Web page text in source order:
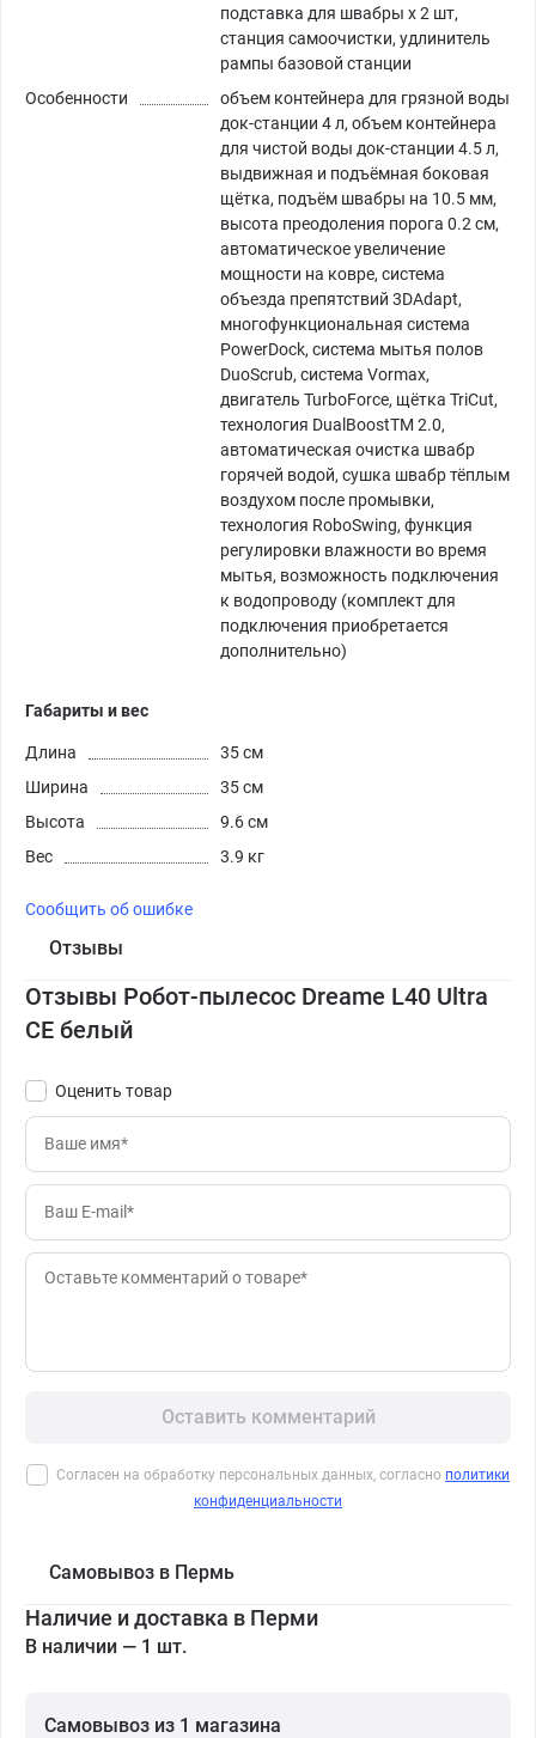
подставка для швабры х 2 шт,
станция самоочистки, удлинитель
рампы базовой станции
Особенности
объем контейнера для грязной воды
док-станции 4 л, объем контейнера
для чистой воды док-станции 4.5 л,
выдвижная и подъёмная боковая
щётка, подъём швабры на 10.5 мм,
высота преодоления порога 0.2 см,
автоматическое увеличение
мощности на ковре, система
объезда препятствий 3DAdapt,
многофункциональная система
PowerDock, система мытья полов
DuoScrub, система Vormax,
двигатель TurboForce, щётка TriCut,
технология DualBoostTM 2.0,
автоматическая очистка швабр
горячей водой, сушка швабр тёплым
воздухом после промывки,
технология RoboSwing, функция
регулировки влажности во время
мытья, возможность подключения
к водопроводу (комплект для
подключения приобретается
дополнительно)
Габариты и вес
Длина
35 см
Ширина
35 см
Высота
9.6 см
Вес
3.9 кг
Сообщить об ошибке
Отзывы
Отзывы Робот-пылесос Dreame L40 Ultra
CE белый
Оценить товар
Оставить комментарий
Согласен на обработку персональных данных, согласно политики
конфиденциальности
Самовывоз в Пермь
Наличие и доставка в Перми
В наличии — 1 шт.
Самовывоз из 1 магазина